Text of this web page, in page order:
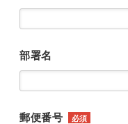
部署名
郵便番号 必須